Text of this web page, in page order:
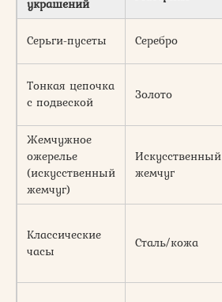
украшений
Серьги-пусеты Серебро
Тонкая цепочка
с подвеской
Золото
Жемчужное
ожерелье
(искусственный
жемчуг)
Искусственный
жемчуг
Классические
часы
Сталь/кожа